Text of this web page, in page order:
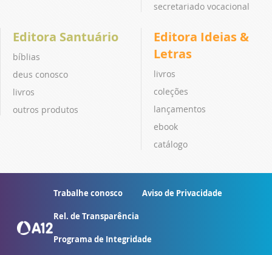
secretariado vocacional
Editora Santuário
bíblias
deus conosco
livros
outros produtos
Editora Ideias &
Letras
livros
coleções
lançamentos
ebook
catálogo
Trabalhe conosco Aviso de Privacidade
Rel. de Transparência
Programa de Integridade